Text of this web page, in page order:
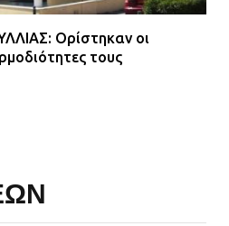
Ορίστηκαν οι
τους